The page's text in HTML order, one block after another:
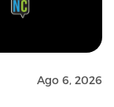
Ago 6, 2026